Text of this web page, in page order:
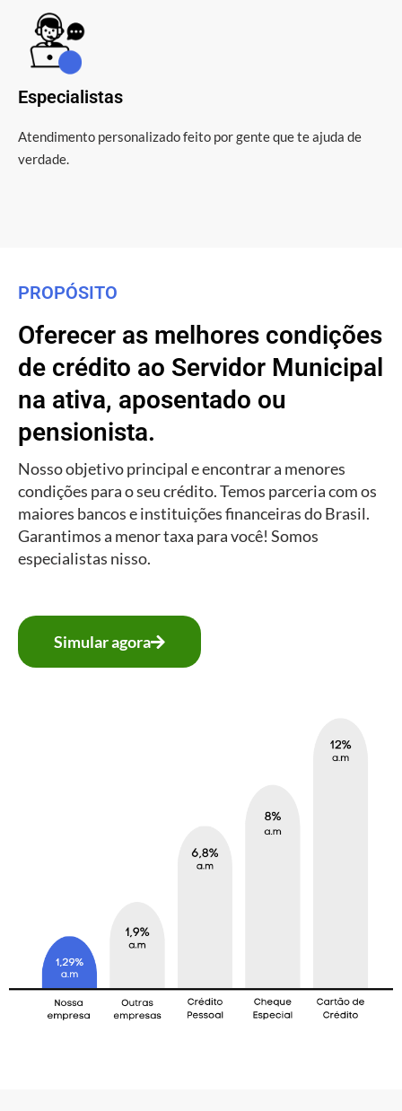
Especialistas
Atendimento personalizado feito por gente que te ajuda de
verdade.
PROPÓSITO
Oferecer as melhores condições
de crédito ao Servidor Municipal
na ativa, aposentado ou
pensionista.
Nosso objetivo principal e encontrar a menores
condições para o seu crédito. Temos parceria com os
maiores bancos e instituições financeiras do Brasil.
Garantimos a menor taxa para você! Somos
especialistas nisso.
Simular agora